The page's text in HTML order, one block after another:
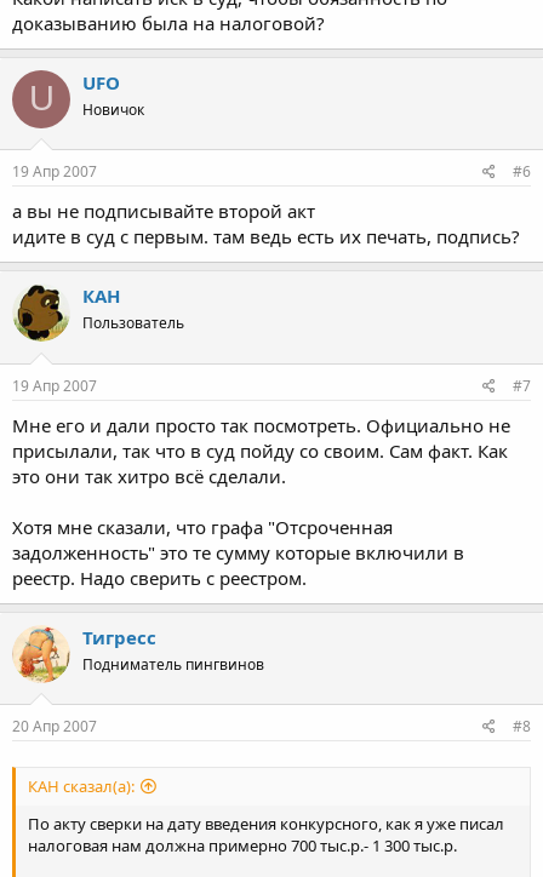
доказыванию была на налоговой?
U UFO
Новичок
19 Апр 2007 #6
а вы не подписывайте второй акт
идите в суд с первым. там ведь есть их печать, подпись?
КАН
Пользователь
19 Апр 2007 #7
Мне его и дали просто так посмотреть. Официально не
присылали, так что в суд пойду со своим. Сам факт. Как
это они так хитро всё сделали.
Хотя мне сказали, что графа "Отсроченная
задолженность" это те сумму которые включили в
реестр. Надо сверить с реестром.
Тигресс
Подниматель пингвинов
20 Апр 2007 #8
КАН сказал(а):
По акту сверки на дату введения конкурсного, как я уже писал
налоговая нам должна примерно 700 тыс.р.- 1 300 тыс.р.